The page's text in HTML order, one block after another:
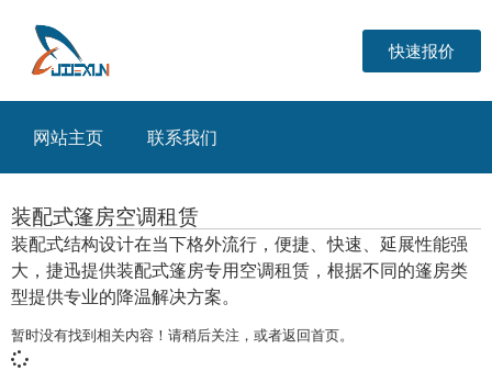
快速报价
网站主页 联系我们
装配式篷房空调租赁
装配式结构设计在当下格外流行，便捷、快速、延展性能强
大，捷迅提供装配式篷房专用空调租赁，根据不同的篷房类
型提供专业的降温解决方案。
暂时没有找到相关内容！请稍后关注，或者返回首页。